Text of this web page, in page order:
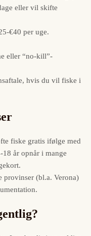
eller vil skifte
€40 per uge.
eller “no-kill”-
hvis du vil fiske i
fiske gratis ifølge med
år opnår i mange
provinser (bl.a. Verona)